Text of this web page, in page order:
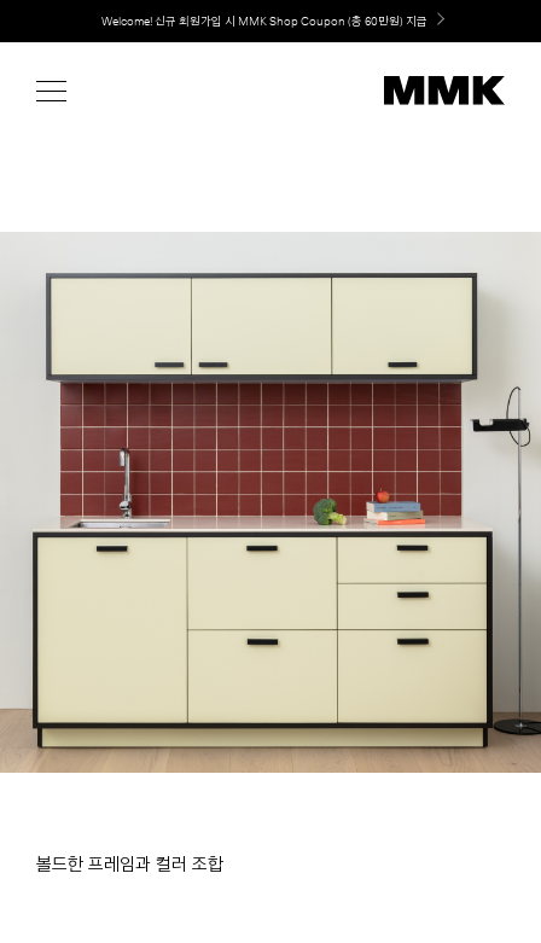
content
Welcome! 신규 회원가입 시 MMK Shop Coupon (총 60만원) 지급
취향대로 완성하는 커스텀 아일랜드 키친, MMK The Island 출시
볼드한 프레임과 컬러 조합